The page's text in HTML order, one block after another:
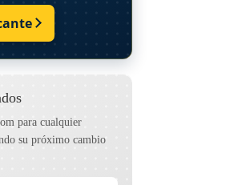
para cualquier
su próximo cambio